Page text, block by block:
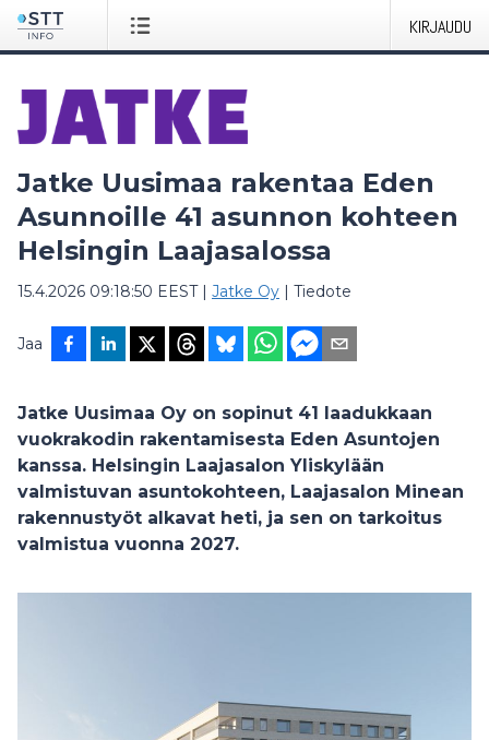
KIRJAUDU
Jatke Uusimaa rakentaa Eden
Asunnoille 41 asunnon kohteen
Helsingin Laajasalossa
15.4.2026 09:18:50 EEST| Jatke Oy | Tiedote
Jaa
Jatke Uusimaa Oy on sopinut 41 laadukkaan
vuokrakodin rakentamisesta Eden Asuntojen
kanssa. Helsingin Laajasalon Yliskylään
valmistuvan asuntokohteen, Laajasalon Minean
rakennustyöt alkavat heti, ja sen on tarkoitus
valmistua vuonna 2027.